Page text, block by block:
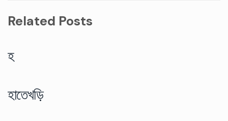
Related Posts
হ
হাতেখড়ি